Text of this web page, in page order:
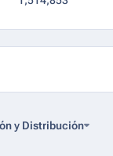
y Distribución